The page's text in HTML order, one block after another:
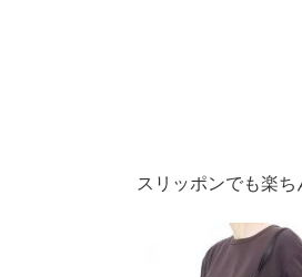
スリッポンでも楽ち